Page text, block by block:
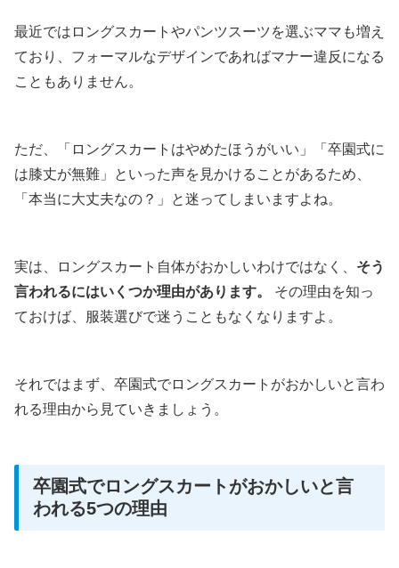
最近ではロングスカートやパンツスーツを選ぶママも増え
ており、フォーマルなデザインであればマナー違反になる
こともありません。
ただ、「ロングスカートはやめたほうがいい」「卒園式に
は膝丈が無難」といった声を見かけることがあるため、
「本当に大丈夫なの？」と迷ってしまいますよね。
実は、ロングスカート自体がおかしいわけではなく、 そう
言われるにはいくつか理由があります。
その理由を知っ
ておけば、服装選びで迷うこともなくなりますよ。
それではまず、卒園式でロングスカートがおかしいと言わ
れる理由から見ていきましょう。
卒園式でロングスカートがおかしいと言
われる5つの理由